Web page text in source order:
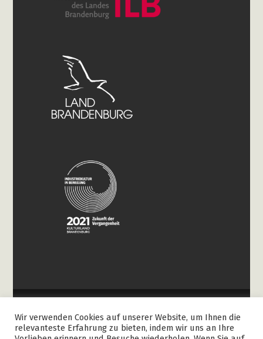
© 2026 paho. - Faser-Stoff-Papier. Landart 2.0
Wir verwenden Cookies auf unserer Website, um Ihnen die
relevanteste Erfahrung zu bieten, indem wir uns an Ihre